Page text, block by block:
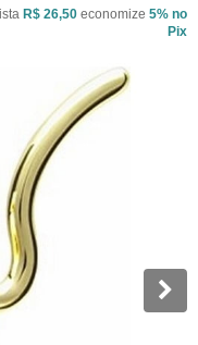
R$ 26,50 economize 5% no
Pix